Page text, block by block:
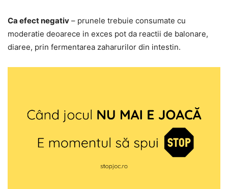
Ca efect negativ – prunele trebuie consumate cu
moderatie deoarece in exces pot da reactii de balonare,
diaree, prin fermentarea zaharurilor din intestin.